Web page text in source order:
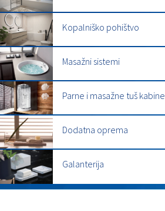
Kopalniško pohištvo
Masažni sistemi
Parne i masažne tuš kabine
Dodatna oprema
Galanterija